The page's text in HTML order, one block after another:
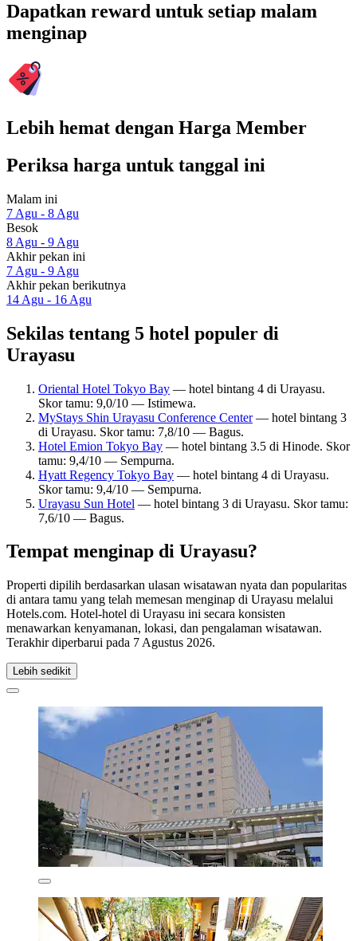
Dapatkan reward untuk setiap malam
menginap
Lebih hemat dengan Harga Member
Periksa harga untuk tanggal ini
Malam ini
7 Agu - 8 Agu
Besok
8 Agu - 9 Agu
Akhir pekan ini
7 Agu - 9 Agu
Akhir pekan berikutnya
14 Agu - 16 Agu
Sekilas tentang 5 hotel populer di
Urayasu
Oriental Hotel Tokyo Bay — hotel bintang 4 di Urayasu.
Skor tamu: 9,0/10 — Istimewa.
MyStays Shin Urayasu Conference Center— hotel bintang 3
di Urayasu. Skor tamu: 7,8/10 — Bagus.
Hotel Emion Tokyo Bay — hotel bintang 3.5 di Hinode. Skor
tamu: 9,4/10 — Sempurna.
Hyatt Regency Tokyo Bay — hotel bintang 4 di Urayasu.
Skor tamu: 9,4/10 — Sempurna.
Urayasu Sun Hotel — hotel bintang 3 di Urayasu. Skor tamu:
7,6/10 — Bagus.
Tempat menginap di Urayasu?
Properti dipilih berdasarkan ulasan wisatawan nyata dan popularitas
di antara tamu yang telah memesan menginap di Urayasu melalui
Hotels.com. Hotel-hotel di Urayasu ini secara konsisten
menawarkan kenyamanan, lokasi, dan pengalaman wisatawan.
Terakhir diperbarui pada 7 Agustus 2026.
Lebih sedikit